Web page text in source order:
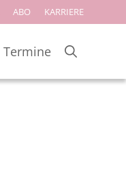
ABO KARRIERE
Termine